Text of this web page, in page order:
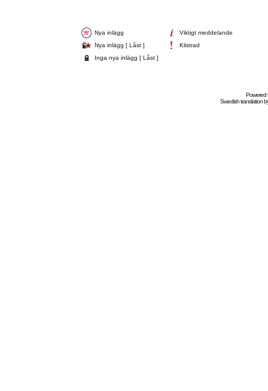
Nya inlägg
Viktigt meddelande
Nya inlägg [ Låst ]
Klistrad
Inga nya inlägg [ Låst ]
Powered
Swedishtranslation